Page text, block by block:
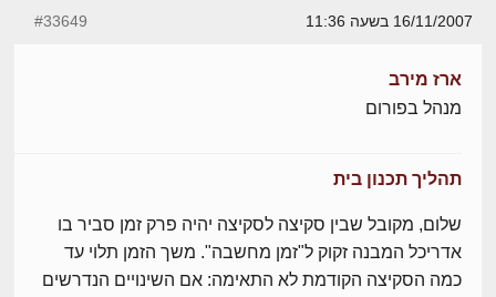
16/11/2007 בשעה 11:36 #33649
ארז מירב
מנהל בפורום
תהליך תכנון בית
שלום, מקובל שבין סקיצה לסקיצה יהיה פרק זמן סביר בו
אדריכל המבנה זקוק ל"זמן מחשבה". משך הזמן תלוי עד
כמה הסקיצה הקודמת לא התאימה: אם השינויים הנדרשים